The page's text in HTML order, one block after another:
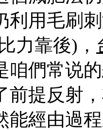
利用毛刷
力靠後)，
咱們常说
前提反射
能經由過